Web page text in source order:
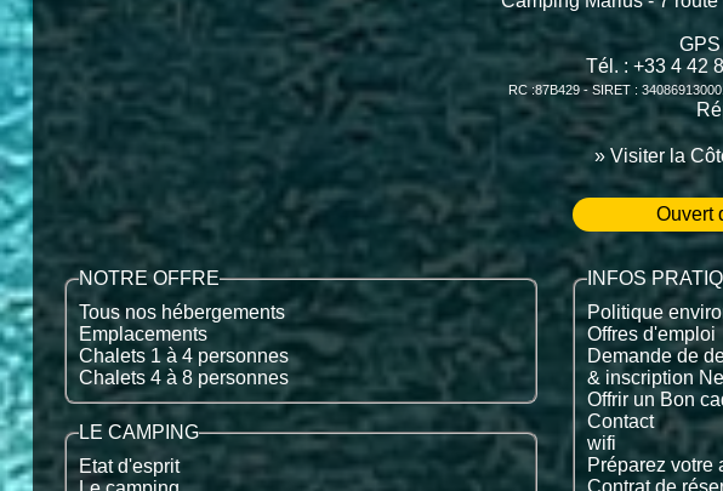
Tél. : +33 4 42
RC :87B429 - SIRET :
» Visiter la
Ouvert
NOTRE OFFRE
Tous nos hébergements
Emplacements
Chalets 1 à 4 personnes
Chalets 4 à 8 personnes
LE CAMPING
Etat d'esprit
INFOS
Politique
Offres d'emploi
Demande de
& inscription
Offrir un Bon
Contact
wifi
Préparez votre
Contrat de